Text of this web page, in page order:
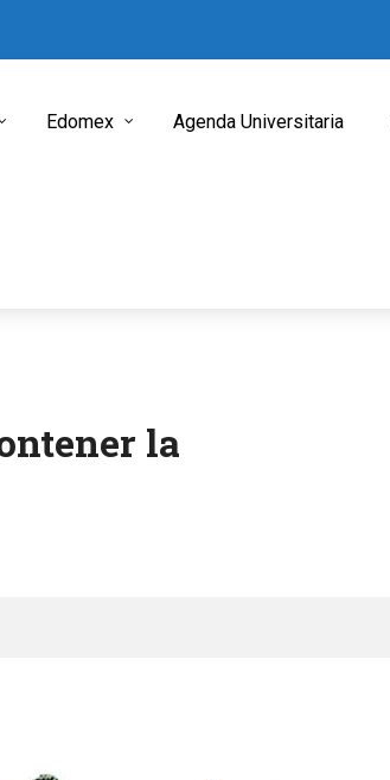
Edomex Agenda Universitaria
la